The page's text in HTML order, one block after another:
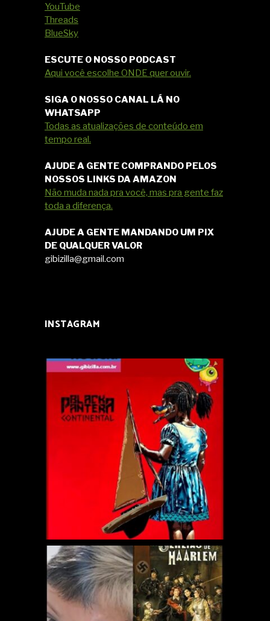
YouTube
Threads
BlueSky
ESCUTE O NOSSO PODCAST
Aqui você escolhe ONDE quer ouvir.
SIGA O NOSSO CANAL LÁ NO
WHATSAPP
Todas as atualizações de conteúdo em
tempo real.
AJUDE A GENTE COMPRANDO PELOS
NOSSOS LINKS DA AMAZON
Não muda nada pra você, mas pra gente faz
toda a diferença.
AJUDE A GENTE MANDANDO UM PIX
DE QUALQUER VALOR
gibizilla@gmail.com
INSTAGRAM